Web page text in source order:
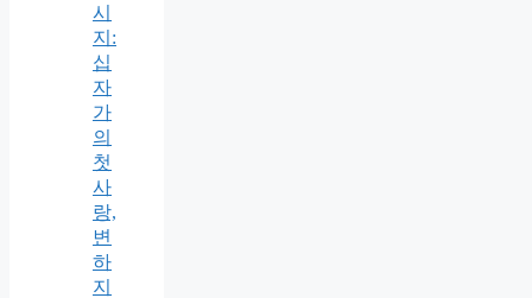
시
지:
십
자
가
의
첫
사
랑,
변
하
지